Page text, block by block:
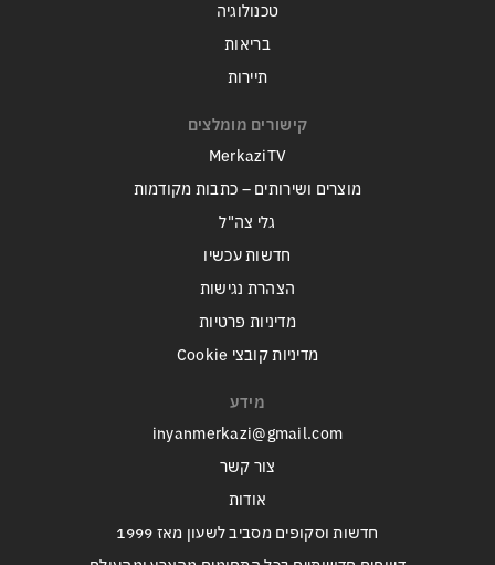
טכנולוגיה
בריאות
תיירות
קישורים מומלצים
MerkaziTV
מוצרים ושירותים – כתבות מקודמות
גלי צה"ל
חדשות עכשיו
הצהרת נגישות
מדיניות פרטיות
מדיניות קובצי Cookie
מידע
inyanmerkazi@gmail.com
צור קשר
אודות
חדשות וסקופים מסביב לשעון מאז 1999